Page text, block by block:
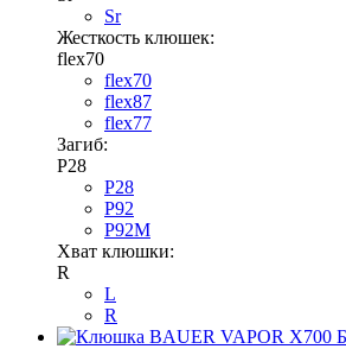
Sr
Жесткость клюшек:
flex70
flex70
flex87
flex77
Загиб:
P28
P28
P92
P92M
Хват клюшки:
R
L
R